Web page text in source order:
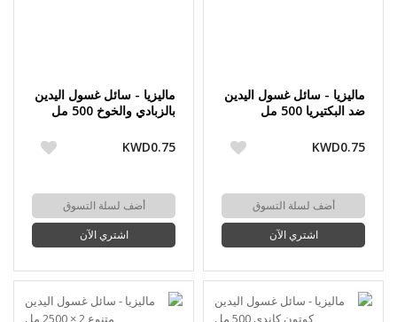
ماليزيا - سائل غسول اليدين
ضد البكتيريا 500 مل
KWD0.75
أضف لسلة التسوق
اشتري الآن
ماليزيا - سائل غسول اليدين
بالزبادي والخوخ 500 مل
KWD0.75
أضف لسلة التسوق
اشتري الآن